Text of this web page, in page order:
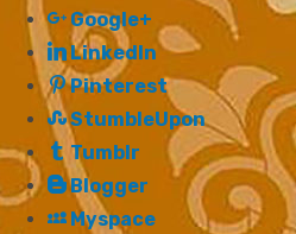
Google+
LinkedIn
Pinterest
StumbleUpon
Tumblr
Blogger
Myspace